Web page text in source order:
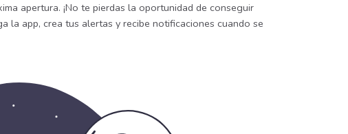
apertura. ¡No te pierdas la oportunidad de conseguir
la app, crea tus alertas y recibe notificaciones cuando se